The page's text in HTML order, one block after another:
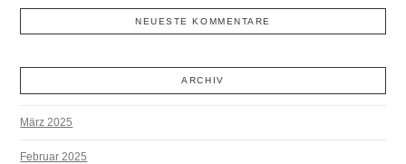
NEUESTE KOMMENTARE
ARCHIV
März 2025
Februar 2025